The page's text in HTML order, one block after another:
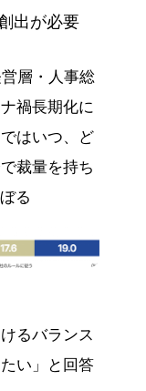
出が必要
層・人事総
禍長期化に
はいつ、ど
裁量を持ち
る
るバランス
い」と回答